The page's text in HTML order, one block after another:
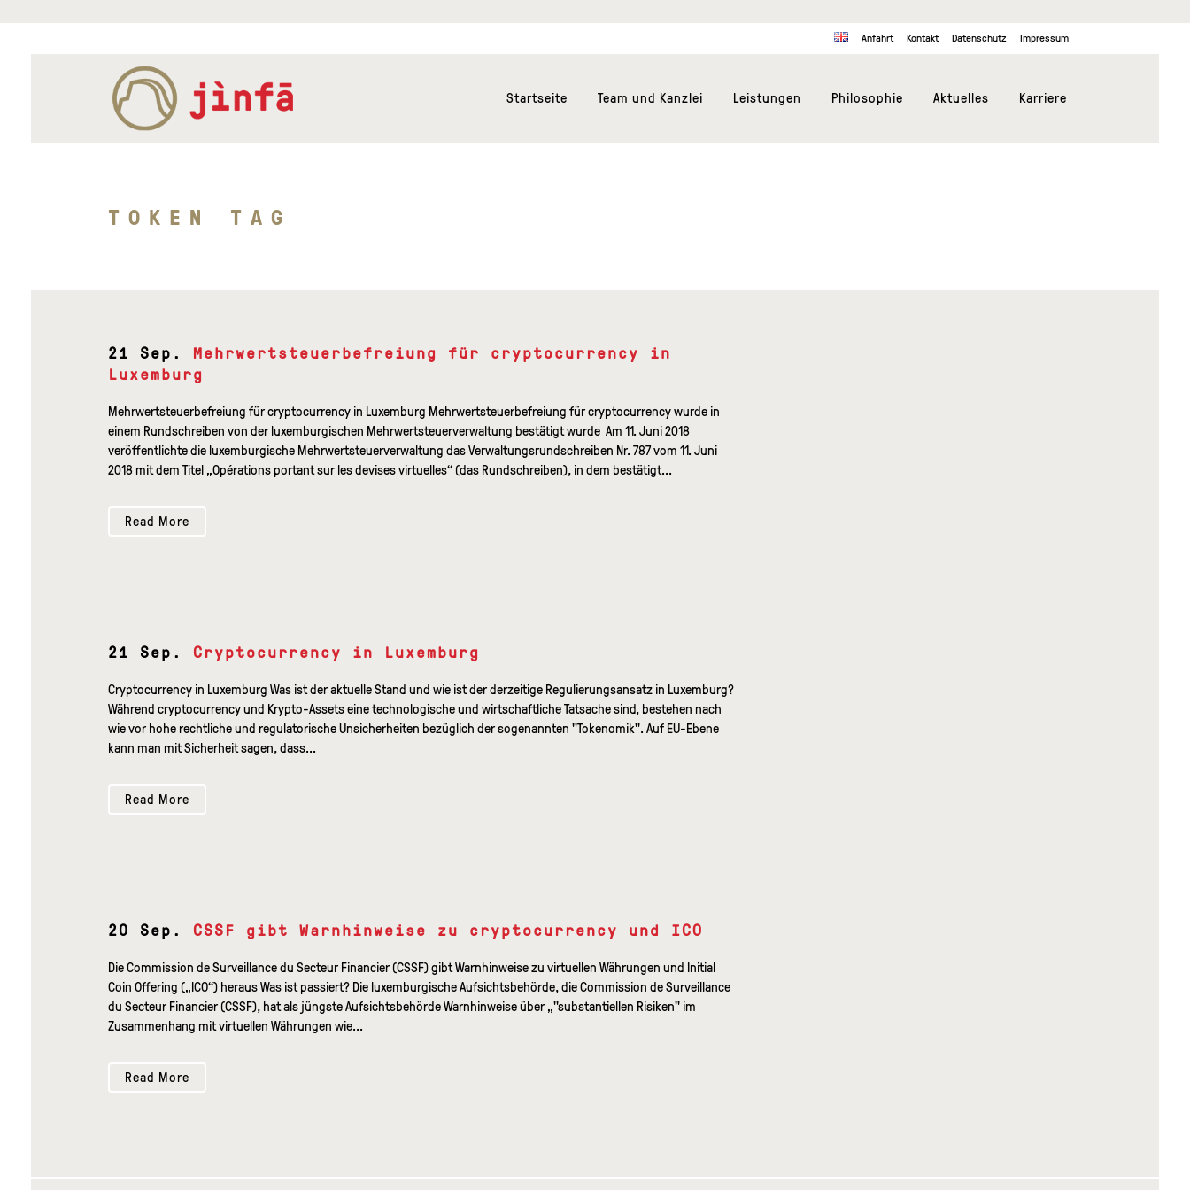
Anfahrt Kontakt Datenschutz Impressum
Startseite Team und Kanzlei Leistungen Philosophie Aktuelles Karriere
TOKEN TAG
21 Sep.
Mehrwertsteuerbefreiung für cryptocurrency in
Luxemburg
Mehrwertsteuerbefreiung für cryptocurrency in Luxemburg Mehrwertsteuerbefreiung für cryptocurrency wurde in
einem Rundschreiben von der luxemburgischen Mehrwertsteuerverwaltung bestätigt wurde Am 11. Juni 2018
veröffentlichte die luxemburgische Mehrwertsteuerverwaltung das Verwaltungsrundschreiben Nr. 787 vom 11. Juni
2018 mit dem Titel „Opérations portant sur les devises virtuelles“ (das Rundschreiben), in dem bestätigt...
Read More
21 Sep. Cryptocurrency in Luxemburg
Cryptocurrency in Luxemburg Was ist der aktuelle Stand und wie ist der derzeitige Regulierungsansatz in Luxemburg?
Während cryptocurrency und Krypto-Assets eine technologische und wirtschaftliche Tatsache sind, bestehen nach
wie vor hohe rechtliche und regulatorische Unsicherheiten bezüglich der sogenannten "Tokenomik". Auf EU-Ebene
kann man mit Sicherheit sagen, dass...
Read More
20 Sep. CSSF gibt Warnhinweise zu cryptocurrency und ICO
Die Commission de Surveillance du Secteur Financier (CSSF) gibt Warnhinweise zu virtuellen Währungen und Initial
Coin Offering („ICO“) heraus Was ist passiert? Die luxemburgische Aufsichtsbehörde, die Commission de Surveillance
du Secteur Financier (CSSF), hat als jüngste Aufsichtsbehörde Warnhinweise über „"substantiellen Risiken" im
Zusammenhang mit virtuellen Währungen wie...
Read More